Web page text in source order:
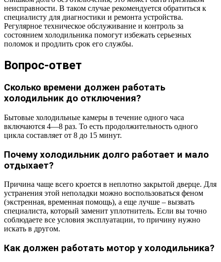
неисправности. В таком случае рекомендуется обратиться к
специалисту для диагностики и ремонта устройства.
Регулярное техническое обслуживание и контроль за
состоянием холодильника помогут избежать серьезных
поломок и продлить срок его службы.
Вопрос-ответ
Сколько времени должен работать
холодильник до отключения?
Бытовые холодильные камеры в течение одного часа
включаются 4―8 раз. То есть продолжительность одного
цикла составляет от 8 до 15 минут.
Почему холодильник долго работает и мало
отдыхает?
Причина чаще всего кроется в неплотно закрытой дверце. Для
устранения этой неполадки можно воспользоваться феном
(экстренная, временная помощь), а еще лучше – вызвать
специалиста, который заменит уплотнитель. Если вы точно
соблюдаете все условия эксплуатации, то причину нужно
искать в другом.
Как должен работать мотор у холодильника?